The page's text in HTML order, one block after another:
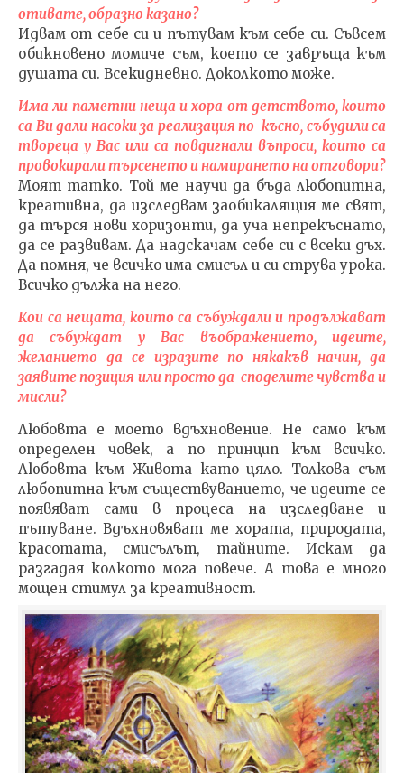
отивате, образно казано?
Идвам от себе си и пътувам към себе си. Съвсем
обикновено момиче съм, което се завръща към
душата си. Всекидневно. Доколкото може.
Има ли паметни неща и хора от детството, които
са Ви дали насоки за реализация по-късно, събудили са
твореца у Вас или са повдигнали въпроси, които са
провокирали търсенето и намирането на отговори?
Моят татко. Той ме научи да бъда любопитна,
креативна, да изследвам заобикалящия ме свят,
да търся нови хоризонти, да уча непрекъснато,
да се развивам. Да надскачам себе си с всеки дъх.
Да помня, че всичко има смисъл и си струва урока.
Всичко дължа на него.
Кои са нещата, които са събуждали и продължават
да събуждат у Вас въображението, идеите,
желанието да се изразите по някакъв начин, да
заявите позиция или просто да споделите чувства и
мисли?
Любовта е моето вдъхновение. Не само към
определен човек, а по принцип към всичко.
Любовта към Живота като цяло. Толкова съм
любопитна към съществуванието, че идеите се
появяват сами в процеса на изследване и
пътуване. Вдъхновяват ме хората, природата,
красотата, смисълът, тайните. Искам да
разгадая колкото мога повече. А това е много
мощен стимул за креативност.